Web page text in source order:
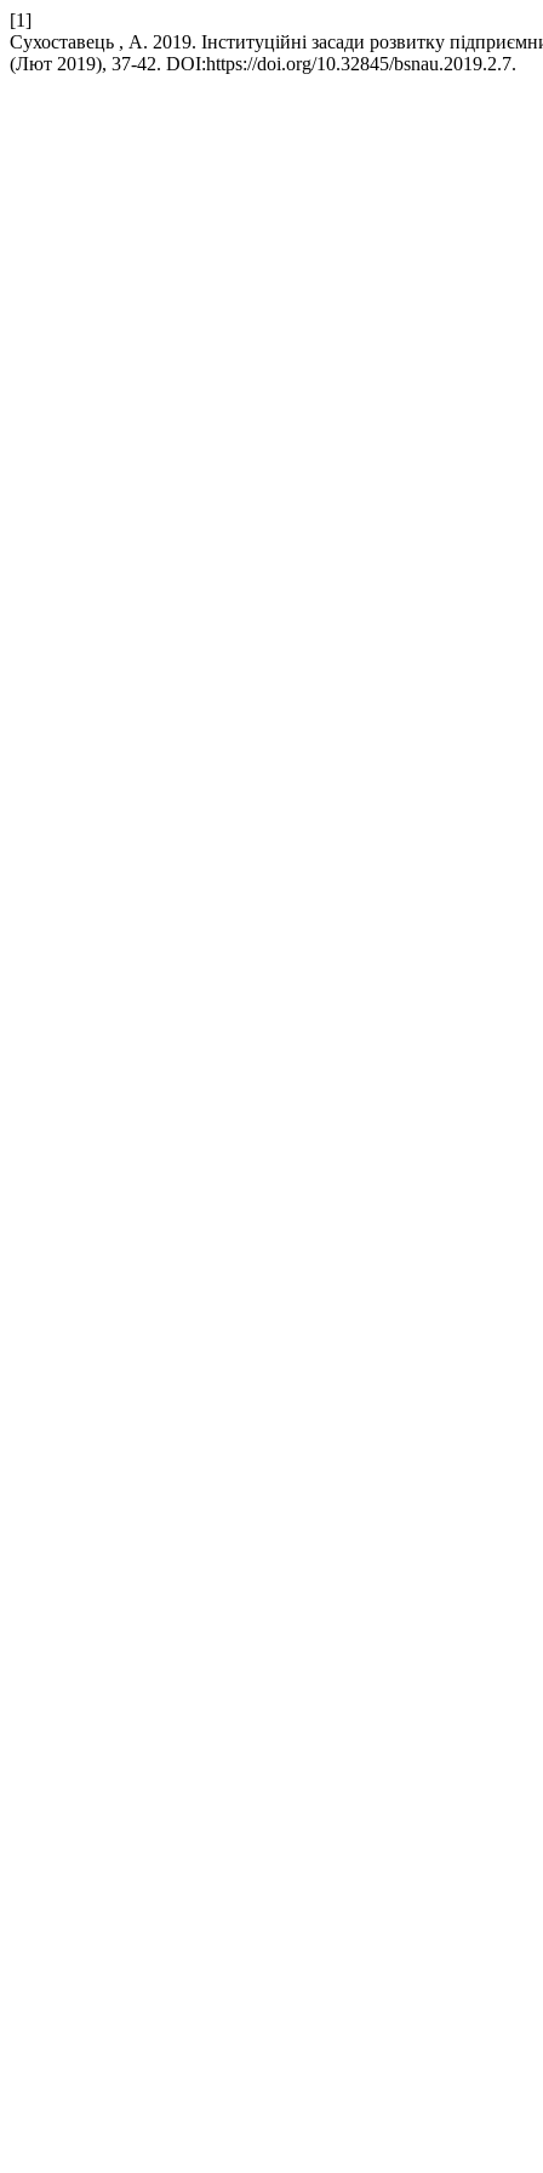
[1]
Сухоставець , А. 2019. Інституційні засади розвитку
(Лют 2019), 37-42. DOI:https://doi.org/10.32845/bsnau.2019.2.7.